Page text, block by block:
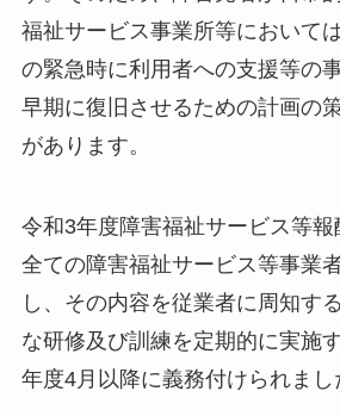
福祉サービス事業所等において
の緊急時に利用者への支援等の
早期に復旧させるための計画の
があります。
令和3年度障害福祉サービス等報
全ての障害福祉サービス等事業
し、その内容を従業者に周知す
な研修及び訓練を定期的に実施
年度4月以降に義務付けられまし